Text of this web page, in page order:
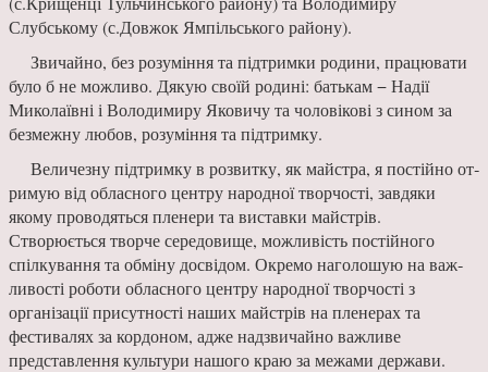
Слубському (с.Довжок Ямпільського району).
Звичайно, без розуміння та підтримки роди­ни, працювати
було б не можливо. Дякую своїй родині: батькам − Надії
Миколаїв­ні і Володимиру Яковичу та чоло­вікові з сином за
безмежну любов, розуміння та підтримку.
Величезну підтримку в роз­витку, як майстра, я постійно от­
римую від обласного центру на­родної творчості, завдяки
якому проводяться пленери та виставки майстрів.
Створюється творче се­редовище, можливість постійного
спілкування та обміну досвідом. Окремо наголошую на важ­
ливості роботи обласного центру народної твор­чості з
організації присутності наших майстрів на пленерах та
фестивалях за кордоном, адже надзвичайно важливе
представлення культури нашого краю за межами держави.